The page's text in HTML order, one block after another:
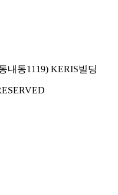
내동1119) KERIS빌딩